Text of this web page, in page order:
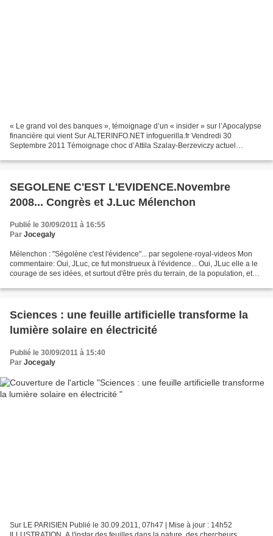
« Le grand vol des banques », témoignage d’un « insider » sur l’Apocalypse
financière qui vient Sur ALTERINFO.NET infoguerilla.fr Vendredi 30
Septembre 2011 Témoignage choc d’Attila Szalay-Berzeviczy actuel
SEGOLENE C'EST L'EVIDENCE.Novembre
2008... Congrès et J.Luc Mélenchon
Publié le 30/09/2011 à 16:55
Par Jocegaly
Mélenchon : "Ségolène c'est l'évidence"... par segolene-royal-videos Mon
commentaire: Oui, JLuc, ce fut monstrueux à l'évidence... Oui, JLuc elle a le
courage de ses idées, et surtout d'être près du terrain, de la population, et
Sciences : une feuille artificielle transforme la
lumière solaire en électricité
Publié le 30/09/2011 à 15:40
Par Jocegaly
Sur LE PARISIEN Publié le 30.09.2011, 07h47 | Mise à jour : 14h52